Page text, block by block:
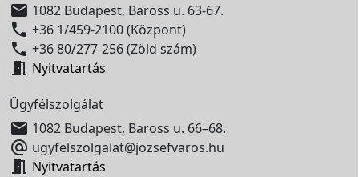
 1082 Budapest, Baross u. 63-67.
 +36 1/459-2100 (Központ)
 +36 80/277-256 (Zöld szám)
 Nyitvatartás
Ügyfélszolgálat
 1082 Budapest, Baross u. 66–68.
 ugyfelszolgalat@jozsefvaros.hu
 Nyitvatartás